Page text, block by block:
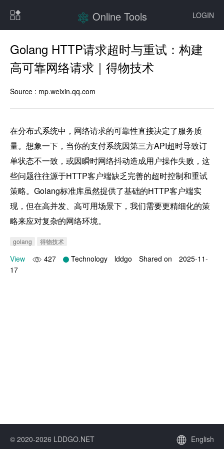
LOGIN
Online Tools
Golang HTTP请求超时与重试：构建
高可靠网络请求｜得物技术
Source : mp.weixin.qq.com
在分布式系统中，网络请求的可靠性直接决定了服务质
量。想象一下，当你的支付系统因第三方API超时导致订
单状态不一致，或因瞬时网络抖动造成用户操作失败，这
些问题往往源于HTTP客户端缺乏完善的超时控制和重试
策略。Golang标准库虽然提供了基础的HTTP客户端实
现，但在高并发、高可用场景下，我们需要更精细化的策
略来应对复杂的网络环境。
golang 得物技术
View 427 Technology lddgo Shared on
2025-11-
17
© 2020-2026 LDDGO.NET English